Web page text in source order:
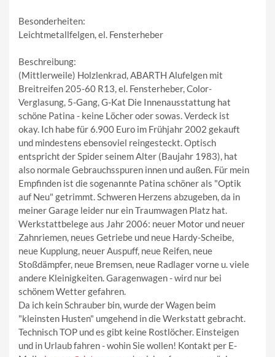
Besonderheiten:
Leichtmetallfelgen, el. Fensterheber
Beschreibung:
(Mittlerweile) Holzlenkrad, ABARTH Alufelgen mit
Breitreifen 205-60 R13, el. Fensterheber, Color-
Verglasung, 5-Gang, G-Kat Die Innenausstattung hat
schöne Patina - keine Löcher oder sowas. Verdeck ist
okay. Ich habe für 6.900 Euro im Frühjahr 2002 gekauft
und mindestens ebensoviel reingesteckt. Optisch
entspricht der Spider seinem Alter (Baujahr 1983), hat
also normale Gebrauchsspuren innen und außen. Für mein
Empfinden ist die sogenannte Patina schöner als "Optik
auf Neu" getrimmt. Schweren Herzens abzugeben, da in
meiner Garage leider nur ein Traumwagen Platz hat.
Werkstattbelege aus Jahr 2006: neuer Motor und neuer
Zahnriemen, neues Getriebe und neue Hardy-Scheibe,
neue Kupplung, neuer Auspuff, neue Reifen, neue
Stoßdämpfer, neue Bremsen, neue Radlager vorne u. viele
andere Kleinigkeiten. Garagenwagen - wird nur bei
schönem Wetter gefahren.
Da ich kein Schrauber bin, wurde der Wagen beim
"kleinsten Husten" umgehend in die Werkstatt gebracht.
Technisch TOP und es gibt keine Rostlöcher. Einsteigen
und in Urlaub fahren - wohin Sie wollen! Kontakt per E-